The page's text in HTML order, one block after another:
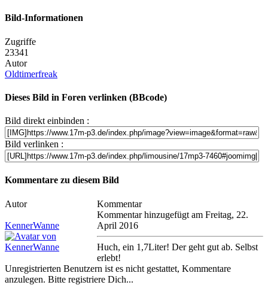
Bild-Informationen
Zugriffe
23341
Autor
Oldtimerfreak
Dieses Bild in Foren verlinken (BBcode)
Bild direkt einbinden :
Bild verlinken :
Kommentare zu diesem Bild
Autor Kommentar
KennerWanne
Kommentar hinzugefügt am Freitag, 22.
April 2016
Huch, ein 1,7Liter! Der geht gut ab. Selbst
erlebt!
Unregistrierten Benutzern ist es nicht gestattet, Kommentare
anzulegen. Bitte registriere Dich...